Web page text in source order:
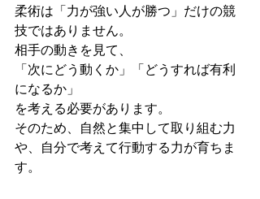
柔術は「力が強い人が勝つ」だけの競
技ではありません。
相手の動きを見て、
「次にどう動くか」「どうすれば有利
になるか」
を考える必要があります。
そのため、自然と集中して取り組む力
や、自分で考えて行動する力が育ちま
す。